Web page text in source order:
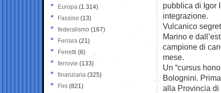
pubblica di Igor
integrazione.
Vulcanico
Marino e
campione di
mese.
Un “cursus
Bolognini.
alla Provincia di
Europa (1.314)
Fassino (13)
federalismo (167)
Ferrara (21)
Ferretti (6)
ferrovie (133)
finanziaria (325)
Fini (821)